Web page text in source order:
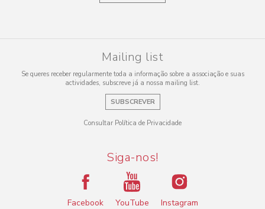
Mailing list
Se queres receber regularmente toda a informação sobre a associação e suas
actividades, subscreve já a nossa mailing list.
SUBSCREVER
Consultar Política de Privacidade
Siga-nos!
Facebook YouTube Instagram